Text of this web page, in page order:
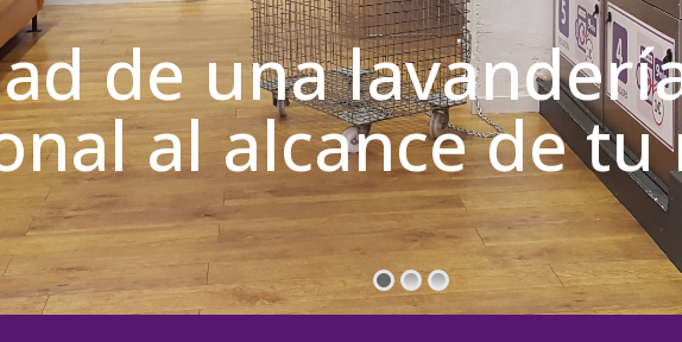
de una
al alcance de tu